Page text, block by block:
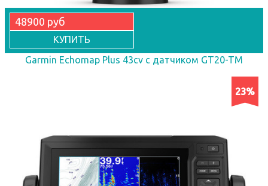
48900 руб
КУПИТЬ
Garmin Echomap Plus 43cv с датчиком GT20-TM
23%